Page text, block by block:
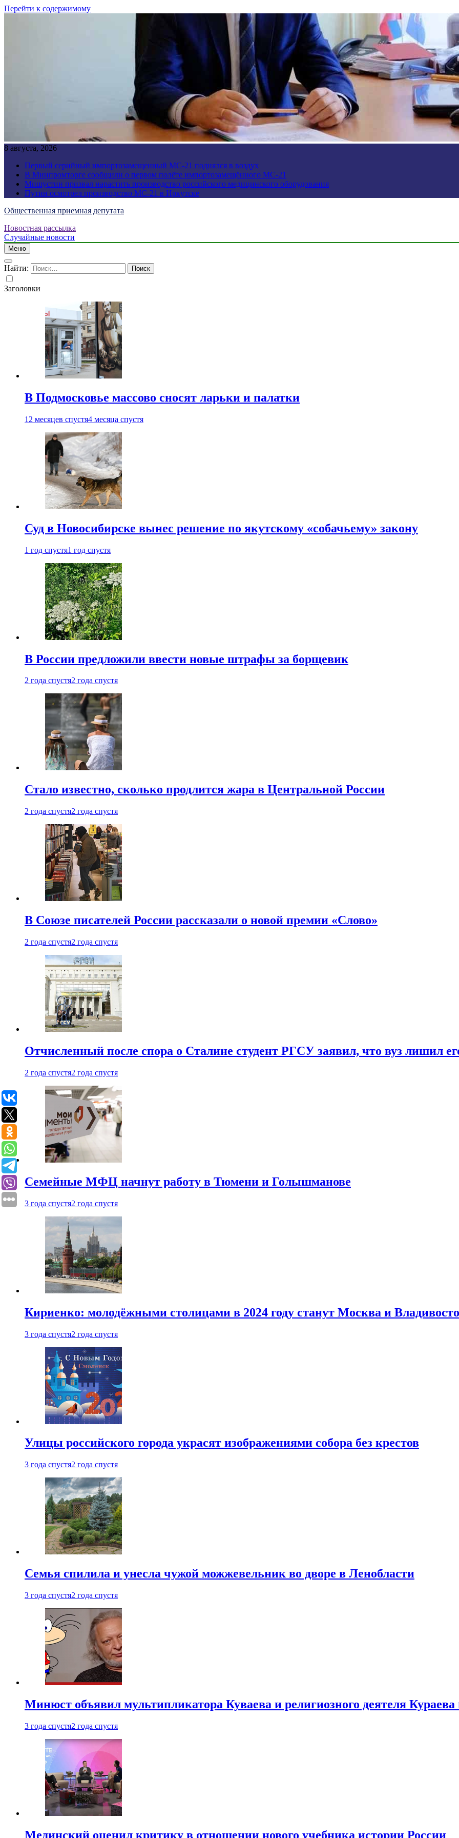
Перейти к содержимому
8 августа, 2026
Первый серийный импортозамещенный МС-21 поднялся в воздух
В Минпромторге сообщили о первом полёте импортозамещённого МС-21
Мишустин призвал нарастить производство российского медицинского оборудования
Путин осмотрел производство МС-21 в Иркутске
Общественная приемная депутата
Новостная рассылка
Случайные новости
Меню
Найти:
Заголовки
В Подмосковье массово сносят ларьки и палатки
12 месяцев спустя4 месяца спустя
Суд в Новосибирске вынес решение по якутскому «собачьему» закону
1 год спустя1 год спустя
В России предложили ввести новые штрафы за борщевик
2 года спустя2 года спустя
Стало известно, сколько продлится жара в Центральной России
2 года спустя2 года спустя
В Союзе писателей России рассказали о новой премии «Слово»
2 года спустя2 года спустя
Отчисленный после спора о Сталине студент РГСУ заявил, что вуз лишил
2 года спустя2 года спустя
Семейные МФЦ начнут работу в Тюмени и Голышманове
3 года спустя2 года спустя
Кириенко: молодёжными столицами в 2024 году станут Москва и
3 года спустя2 года спустя
Улицы российского города украсят изображениями собора без крестов
3 года спустя2 года спустя
Семья спилила и унесла чужой можжевельник во дворе в Ленобласти
3 года спустя2 года спустя
Минюст объявил мультипликатора Куваева и религиозного деятеля
3 года спустя2 года спустя
Мединский оценил критику в отношении нового учебника истории России